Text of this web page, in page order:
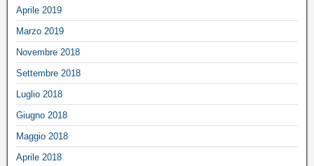
Aprile 2019
Marzo 2019
Novembre 2018
Settembre 2018
Luglio 2018
Giugno 2018
Maggio 2018
Aprile 2018